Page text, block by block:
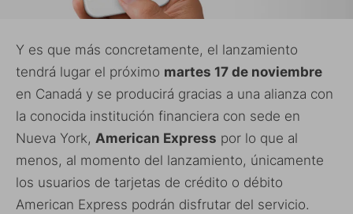
Y es que más concretamente, el lanzamiento
tendrá lugar el próximo martes 17 de noviembre
en Canadá y se producirá gracias a una alianza con
la conocida institución financiera con sede en
Nueva York, American Express por lo que al
menos, al momento del lanzamiento, únicamente
los usuarios de tarjetas de crédito o débito
American Express podrán disfrutar del servicio.